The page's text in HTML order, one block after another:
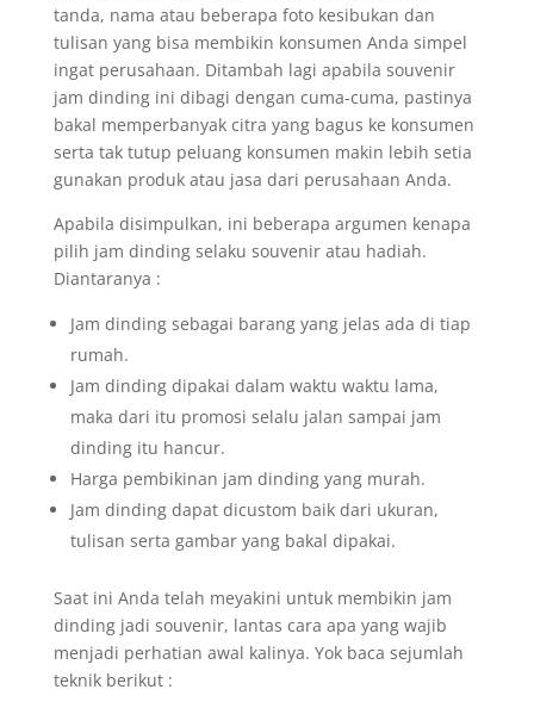
tanda, nama atau beberapa foto kesibukan dan
tulisan yang bisa membikin konsumen Anda simpel
ingat perusahaan. Ditambah lagi apabila souvenir
jam dinding ini dibagi dengan cuma-cuma, pastinya
bakal memperbanyak citra yang bagus ke konsumen
serta tak tutup peluang konsumen makin lebih setia
gunakan produk atau jasa dari perusahaan Anda.
Apabila disimpulkan, ini beberapa argumen kenapa
pilih jam dinding selaku souvenir atau hadiah.
Diantaranya :
Jam dinding sebagai barang yang jelas ada di tiap
rumah.
Jam dinding dipakai dalam waktu waktu lama,
maka dari itu promosi selalu jalan sampai jam
dinding itu hancur.
Harga pembikinan jam dinding yang murah.
Jam dinding dapat dicustom baik dari ukuran,
tulisan serta gambar yang bakal dipakai.
Saat ini Anda telah meyakini untuk membikin jam
dinding jadi souvenir, lantas cara apa yang wajib
menjadi perhatian awal kalinya. Yok baca sejumlah
teknik berikut :